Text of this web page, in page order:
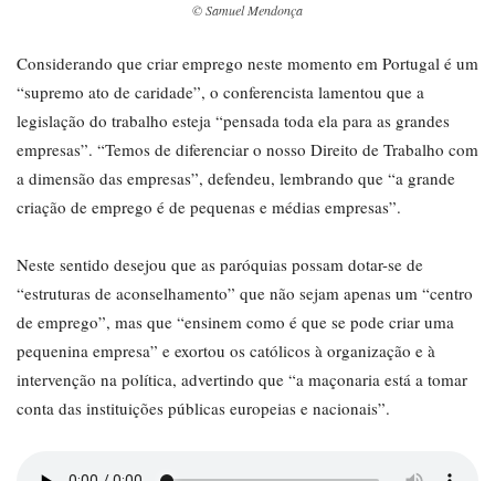
© Samuel Mendonça
Considerando que criar emprego neste momento em Portugal é um
“supremo ato de caridade”, o conferencista lamentou que a
legislação do trabalho esteja “pensada toda ela para as grandes
empresas”. “Temos de diferenciar o nosso Direito de Trabalho com
a dimensão das empresas”, defendeu, lembrando que “a grande
criação de emprego é de pequenas e médias empresas”.
Neste sentido desejou que as paróquias possam dotar-se de
“estruturas de aconselhamento” que não sejam apenas um “centro
de emprego”, mas que “ensinem como é que se pode criar uma
pequenina empresa” e exortou os católicos à organização e à
intervenção na política, advertindo que “a maçonaria está a tomar
conta das instituições públicas europeias e nacionais”.